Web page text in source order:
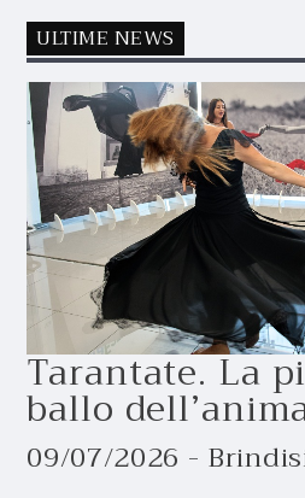
ULTIME NEWS
Tarantate. La
ballo
09/07/2026 -